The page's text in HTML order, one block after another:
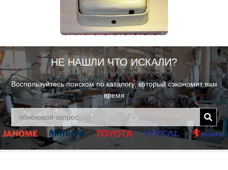
НЕ НАШЛИ ЧТО ИСКАЛИ?
Воспользуйтесь поиском по каталогу, который сэкономит вам
время